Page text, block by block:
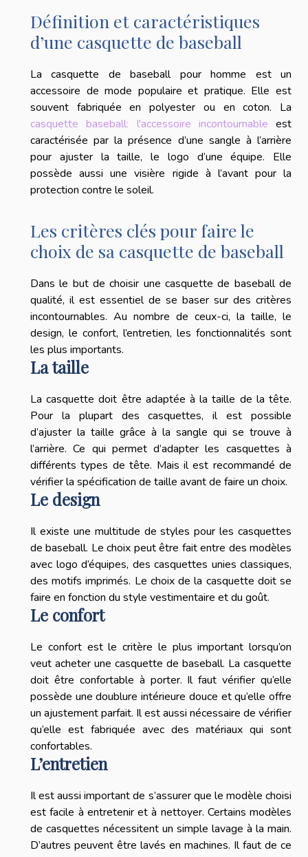
Définition et caractéristiques
d’une casquette de baseball
La casquette de baseball pour homme est un
accessoire de mode populaire et pratique. Elle est
souvent fabriquée en polyester ou en coton. La
casquette baseball: l'accessoire incontournable est
caractérisée par la présence d’une sangle à l’arrière
pour ajuster la taille, le logo d’une équipe. Elle
possède aussi une visière rigide à l’avant pour la
protection contre le soleil.
Les critères clés pour faire le
choix de sa casquette de baseball
Dans le but de choisir une casquette de baseball de
qualité, il est essentiel de se baser sur des critères
incontournables. Au nombre de ceux-ci, la taille, le
design, le confort, l’entretien, les fonctionnalités sont
les plus importants.
La taille
La casquette doit être adaptée à la taille de la tête.
Pour la plupart des casquettes, il est possible
d’ajuster la taille grâce à la sangle qui se trouve à
l’arrière. Ce qui permet d’adapter les casquettes à
différents types de tête. Mais il est recommandé de
vérifier la spécification de taille avant de faire un choix.
Le design
Il existe une multitude de styles pour les casquettes
de baseball. Le choix peut être fait entre des modèles
avec logo d’équipes, des casquettes unies classiques,
des motifs imprimés. Le choix de la casquette doit se
faire en fonction du style vestimentaire et du goût.
Le confort
Le confort est le critère le plus important lorsqu’on
veut acheter une casquette de baseball. La casquette
doit être confortable à porter. Il faut vérifier qu’elle
possède une doublure intérieure douce et qu’elle offre
un ajustement parfait. Il est aussi nécessaire de vérifier
qu’elle est fabriquée avec des matériaux qui sont
confortables.
L’entretien
Il est aussi important de s’assurer que le modèle choisi
est facile à entretenir et à nettoyer. Certains modèles
de casquettes nécessitent un simple lavage à la main.
D’autres peuvent être lavés en machines. Il faut de ce